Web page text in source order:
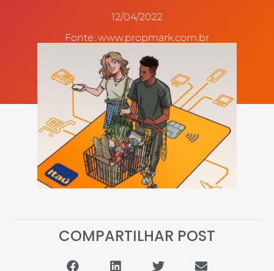
12/04/2022
Fonte: www.propmark.com.br
COMPARTILHAR POST